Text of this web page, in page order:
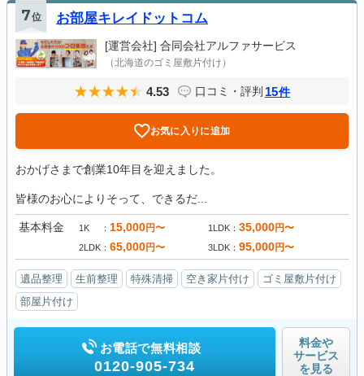
7位 お部屋キレイドットコム
[運営会社] 合同会社アルファサービス
（北海道のゴミ屋敷片付け）
4.53 口コミ・評判 15件
お気に入りに追加
おかげさまで創業10年目を迎えました。
皆様のお心によりそって、できるだ...
基本料金 1K 15,000円〜 1LDK 35,000円〜
2LDK 65,000円〜 3LDK 95,000円〜
遺品整理 生前整理 特殊清掃 空き家片付け
ゴミ屋敷片付け
部屋片付け
お電話で無料相談
0120-905-734
料金や
サービス
を見る